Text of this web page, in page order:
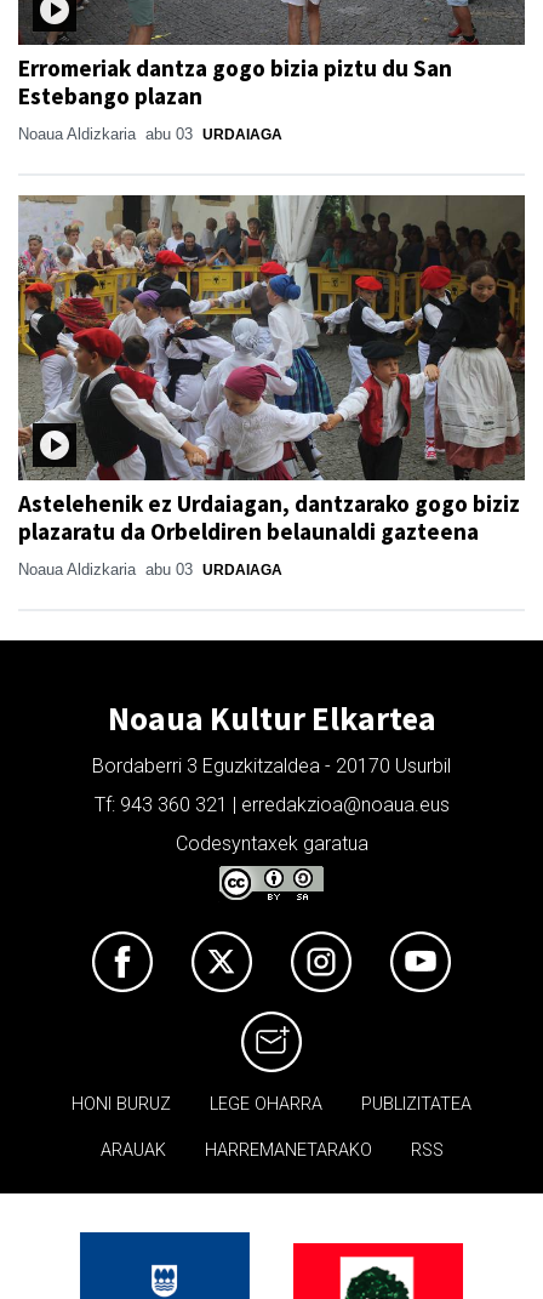
Erromeriak dantza gogo bizia piztu du San
Estebango plazan
Noaua Aldizkaria abu 03 URDAIAGA
Astelehenik ez Urdaiagan, dantzarako gogo biziz
plazaratu da Orbeldiren belaunaldi gazteena
Noaua Aldizkaria abu 03 URDAIAGA
Noaua Kultur Elkartea
Bordaberri 3 Eguzkitzaldea - 20170 Usurbil
Tf: 943 360 321 | erredakzioa@noaua.eus
Codesyntaxek garatua
HONI BURUZ LEGE OHARRA PUBLIZITATEA
ARAUAK HARREMANETARAKO RSS